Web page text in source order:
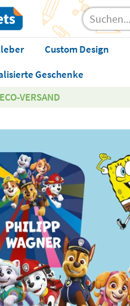
Custom Design
Geschenke
VERSAND